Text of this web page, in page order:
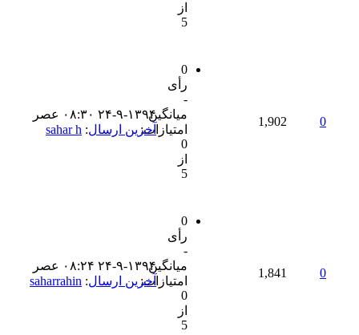
از
5
0
1,902
0
رأی
-
میانگین
امتیازات:
0
از
5
۲۴-۹-۱۳۹۴ ۰۸:۳۰ عصر
آخرین ارسال:
sahar h
0
1,841
0
رأی
-
میانگین
امتیازات:
0
از
5
۲۴-۹-۱۳۹۴ ۰۸:۲۴ عصر
آخرین ارسال:
saharrahin